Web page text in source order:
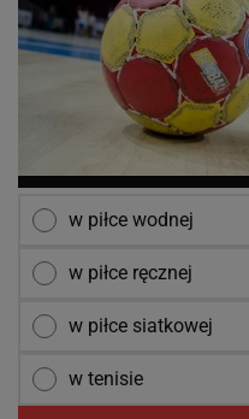
w piłce wodnej
w piłce ręcznej
w piłce siatkowej
w tenisie